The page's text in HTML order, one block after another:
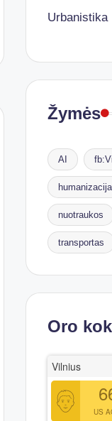
Urbanistika
Žymės
AI
humanizacija
nuotraukos
transportas
Oro
Vilnius
US